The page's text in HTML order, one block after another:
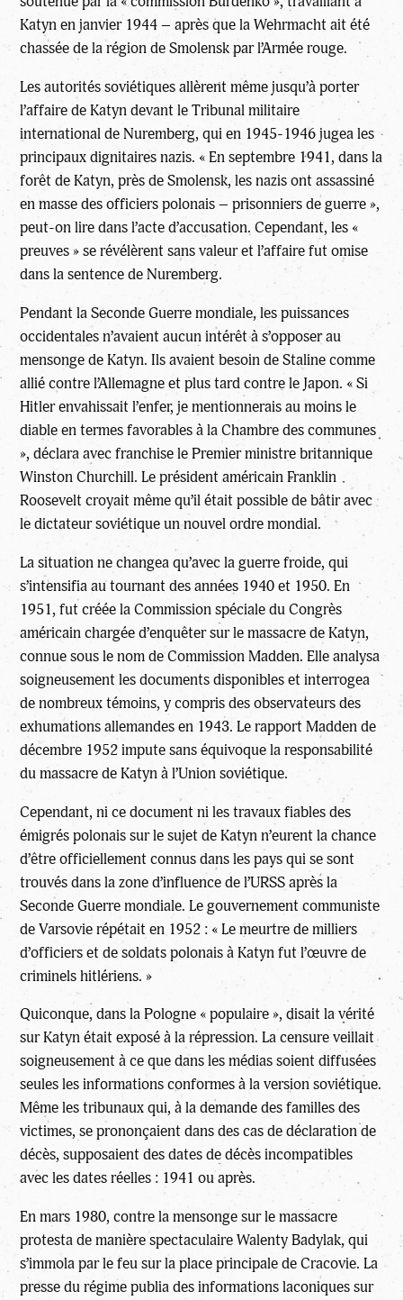
Katyn en janvier 1944 – après que la Wehrmacht ait été
chassée de la région de Smolensk par l’Armée rouge.
Les autorités soviétiques allèrent même jusqu’à porter
l’affaire de Katyn devant le Tribunal militaire
international de Nuremberg, qui en 1945-1946 jugea les
principaux dignitaires nazis. « En septembre 1941, dans la
forêt de Katyn, près de Smolensk, les nazis ont assassiné
en masse des officiers polonais – prisonniers de guerre »,
peut-on lire dans l’acte d’accusation. Cependant, les «
preuves » se révélèrent sans valeur et l’affaire fut omise
dans la sentence de Nuremberg.
Pendant la Seconde Guerre mondiale, les puissances
occidentales n’avaient aucun intérêt à s’opposer au
mensonge de Katyn. Ils avaient besoin de Staline comme
allié contre l’Allemagne et plus tard contre le Japon. « Si
Hitler envahissait l’enfer, je mentionnerais au moins le
diable en termes favorables à la Chambre des communes
», déclara avec franchise le Premier ministre britannique
Winston Churchill. Le président américain Franklin
Roosevelt croyait même qu’il était possible de bâtir avec
le dictateur soviétique un nouvel ordre mondial.
La situation ne changea qu’avec la guerre froide, qui
s’intensifia au tournant des années 1940 et 1950. En
1951, fut créée la Commission spéciale du Congrès
américain chargée d’enquêter sur le massacre de Katyn,
connue sous le nom de Commission Madden. Elle analysa
soigneusement les documents disponibles et interrogea
de nombreux témoins, y compris des observateurs des
exhumations allemandes en 1943. Le rapport Madden de
décembre 1952 impute sans équivoque la responsabilité
du massacre de Katyn à l’Union soviétique.
Cependant, ni ce document ni les travaux fiables des
émigrés polonais sur le sujet de Katyn n’eurent la chance
d’être officiellement connus dans les pays qui se sont
trouvés dans la zone d’influence de l’URSS après la
Seconde Guerre mondiale. Le gouvernement communiste
de Varsovie répétait en 1952 : « Le meurtre de milliers
d’officiers et de soldats polonais à Katyn fut l’œuvre de
criminels hitlériens. »
Quiconque, dans la Pologne « populaire », disait la vérité
sur Katyn était exposé à la répression. La censure veillait
soigneusement à ce que dans les médias soient diffusées
seules les informations conformes à la version soviétique.
Même les tribunaux qui, à la demande des familles des
victimes, se prononçaient dans des cas de déclaration de
décès, supposaient des dates de décès incompatibles
avec les dates réelles : 1941 ou après.
En mars 1980, contre la mensonge sur le massacre
protesta de manière spectaculaire Walenty Badylak, qui
s’immola par le feu sur la place principale de Cracovie. La
presse du régime publia des informations laconiques sur